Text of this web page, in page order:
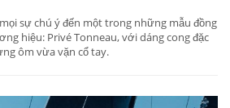
sự chú ý đến một trong những mẫu đồng
hiệu: Privé Tonneau, với dáng cong đặc
ôm vừa vặn cổ tay.